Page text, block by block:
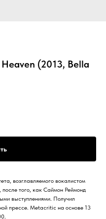
(2013, Bella
возглавляемого вокалистом
того, как Саймон Реймонд
выступлениями. Получил
прессе. Metacritic на основе 13